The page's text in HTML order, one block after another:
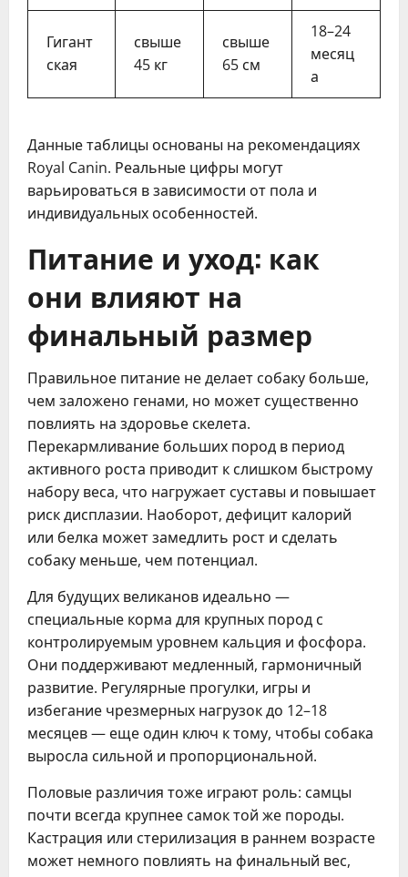
Гигант
ская
свыше
45 кг
свыше
65 см
18–24
месяц
а
Данные таблицы основаны на рекомендациях
Royal Canin. Реальные цифры могут
варьироваться в зависимости от пола и
индивидуальных особенностей.
Питание и уход: как
они влияют на
финальный размер
Правильное питание не делает собаку больше,
чем заложено генами, но может существенно
повлиять на здоровье скелета.
Перекармливание больших пород в период
активного роста приводит к слишком быстрому
набору веса, что нагружает суставы и повышает
риск дисплазии. Наоборот, дефицит калорий
или белка может замедлить рост и сделать
собаку меньше, чем потенциал.
Для будущих великанов идеально —
специальные корма для крупных пород с
контролируемым уровнем кальция и фосфора.
Они поддерживают медленный, гармоничный
развитие. Регулярные прогулки, игры и
избегание чрезмерных нагрузок до 12–18
месяцев — еще один ключ к тому, чтобы собака
выросла сильной и пропорциональной.
Половые различия тоже играют роль: самцы
почти всегда крупнее самок той же породы.
Кастрация или стерилизация в раннем возрасте
может немного повлиять на финальный вес,